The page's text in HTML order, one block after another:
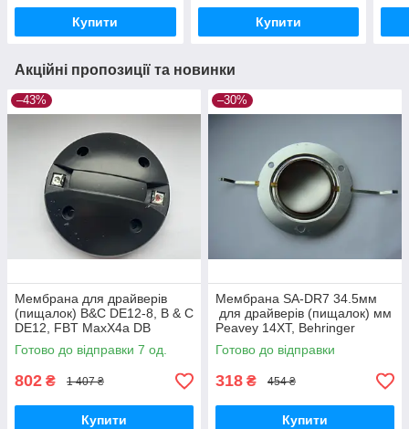
Купити Купити
Акційні пропозиції та новинки
–43%
Мембрана для драйверів
(пищалок) B&C DE12-8, B & C
DE12, FBT MaxX4a DB
Technologies Opera
Готово до відправки 7 од.
802 ₴ 1 407 ₴
Купити
–30%
Мембрана SA-DR7 34.5мм
для драйверів (пищалок) мм
Peavey 14XT, Behringer
34T120H8, Alto HG00082
Готово до відправки
318 ₴ 454 ₴
Купити